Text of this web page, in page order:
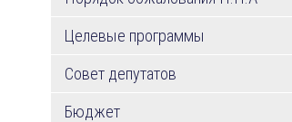
Целевые программы
Совет депутатов
Бюджет